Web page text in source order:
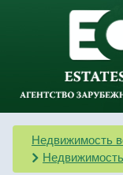
Недвижимость